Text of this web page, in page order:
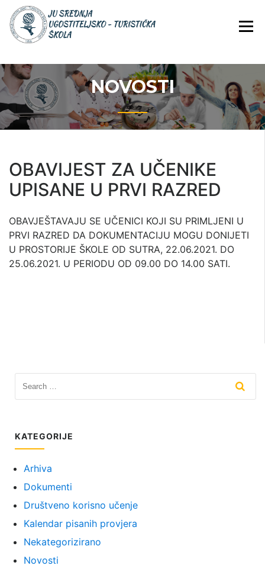
Skip
content
JU SREDNJA
NOVOSTI
OBAVIJEST ZA UČENIKE
UPISANE U PRVI RAZRED
OBAVJEŠTAVAJU SE UČENICI KOJI SU PRIMLJENI U
PRVI RAZRED DA DOKUMENTACIJU MOGU DONIJETI
U PROSTORIJE ŠKOLE OD SUTRA, 22.06.2021. DO
25.06.2021. U PERIODU OD 09.00 DO 14.00 SATI.
KATEGORIJE
Arhiva
Dokumenti
Društveno korisno učenje
Kalendar pisanih provjera
Nekategorizirano
Novosti